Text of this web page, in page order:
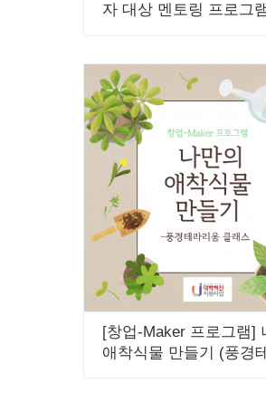
자 대상 멘토링 프로그
[창업-Maker 프로그램]
애착식물 만들기 (풍경